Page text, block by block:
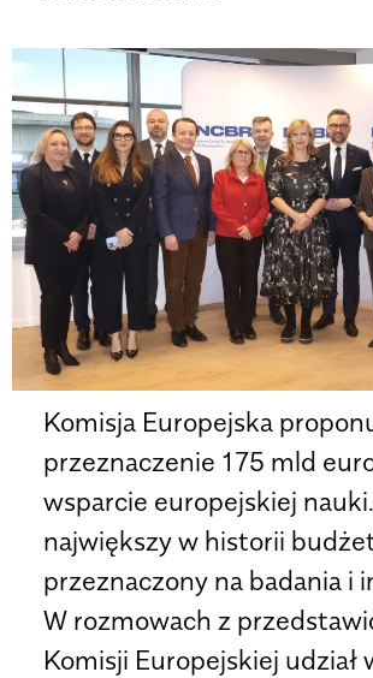
Komisja Europejska
przeznaczenie 175 mld
wsparcie europejskiej
największy w historii
przeznaczony na badania i
W rozmowach z
Komisji Europejskiej udział